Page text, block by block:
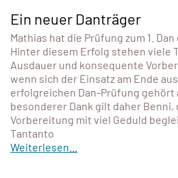
Ein neuer Danträger
Mathias hat die Prüfung zum 1.
Hinter diesem Erfolg stehen viele
Ausdauer und konsequente
wenn sich der Einsatz am Ende
erfolgreichen Dan-Prüfung gehört
besonderer Dank gilt daher Benni,
Vorbereitung mit viel Geduld
Tantanto
Weiterlesen...